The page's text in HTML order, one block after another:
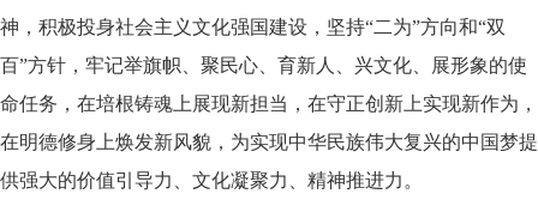
神，积极投身社会主义文化强国建设，坚持“二为”方向和“双
百”方针，牢记举旗帜、聚民心、育新人、兴文化、展形象的使
命任务，在培根铸魂上展现新担当，在守正创新上实现新作为，
在明德修身上焕发新风貌，为实现中华民族伟大复兴的中国梦提
供强大的价值引导力、文化凝聚力、精神推进力。